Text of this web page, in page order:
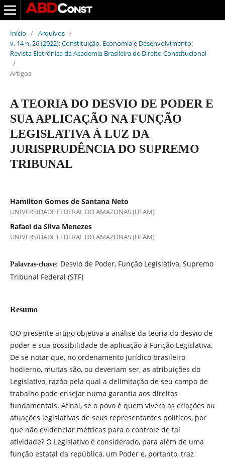
Início / Arquivos /
v. 14 n. 26 (2022): Constituição, Economia e Desenvolvimento:
Revista Eletrônica da Academia Brasileira de Direito Constitucional
/
Artigos
A TEORIA DO DESVIO DE PODER E
SUA APLICAÇÃO NA FUNÇÃO
LEGISLATIVA À LUZ DA
JURISPRUDÊNCIA DO SUPREMO
TRIBUNAL
Hamilton Gomes de Santana Neto
UNIVERSIDADE FEDERAL DO AMAZONAS (UFAM)
Rafael da Silva Menezes
UNIVERSIDADE FEDERAL DO AMAZONAS (UFAM)
Palavras-chave: Desvio de Poder, Função Legislativa, Supremo
Tribunal Federal (STF)
Resumo
OO presente artigo objetiva a análise da teoria do desvio de
poder e sua possibilidade de aplicação à Função Legislativa.
De se notar que, no ordenamento jurídico brasileiro
hodierno, muitas são, ou deveriam ser, as atribuições do
Legislativo, razão pela qual a delimitação de seu campo de
trabalho pode ensejar numa garantia aos direitos
fundamentais. Afinal, se o povo é quem viverá as criações ou
atuações legislativas de seus representantes políticos, por
que não evidenciar métricas para o controle de tal
atividade? O Legislativo é considerado, para além de uma
função estatal da república, um Poder e, portanto, traz